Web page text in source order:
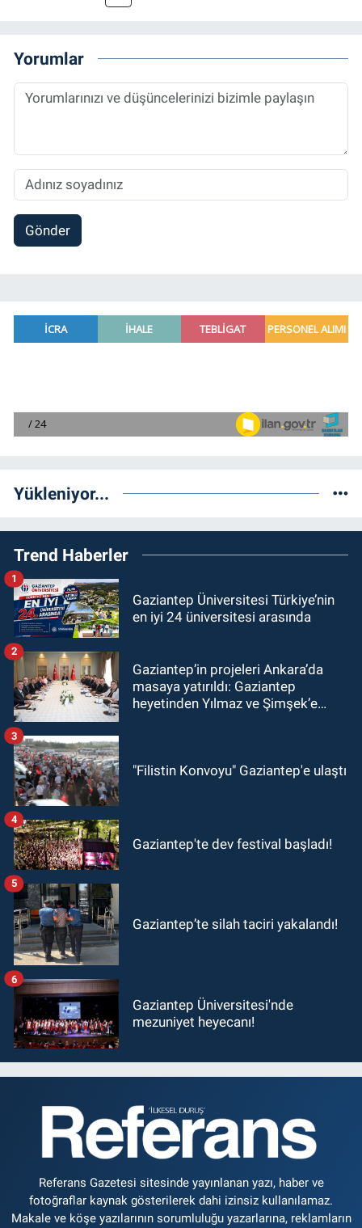
Sorumlu Haber Editörü' olarak devam
etmektedir.
Yorumlar
Gönder
Yükleniyor...
Trend Haberler
Gaziantep Üniversitesi Türkiye’nin
en iyi 24 üniversitesi arasında
1
Gaziantep’in projeleri Ankara’da
masaya yatırıldı: Gaziantep
heyetinden Yılmaz ve Şimşek’e
2
"Filistin Konvoyu" Gaziantep'e ulaştı
3
Gaziantep'te dev festival başladı!
4
Gaziantep’te silah taciri yakalandı!
5
Gaziantep Üniversitesi'nde
mezuniyet heyecanı!
6
Referans Gazetesi sitesinde yayınlanan yazı, haber ve
fotoğraflar kaynak gösterilerek dahi izinsiz kullanılamaz.
Makale ve köşe yazılarının sorumluluğu yazarlarına, reklamların